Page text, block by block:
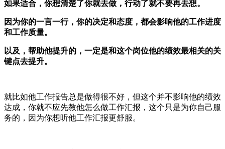
如果适合，你想清楚了你就去做，行动了就不要再去想。
因为你的一言一行，你的决定和态度，都会影响他的工作进度
和工作质量。
以及，帮助他提升的，一定是和这个岗位他的绩效最相关的关
键点去提升。
就比如他工作报告总是做得很不好，但这个并不影响他的绩效
达成，你就不应先教他怎么做工作汇报，这个只是为你自己服
务的，因为你想听他工作汇报更舒服。